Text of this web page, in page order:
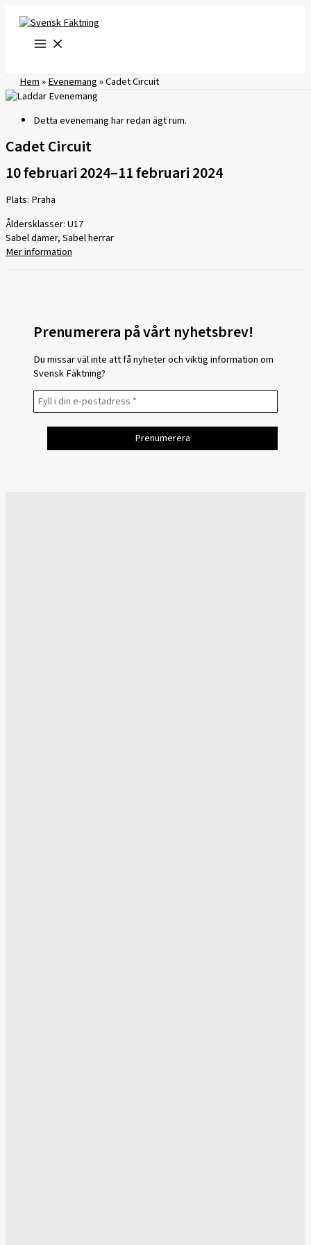
innehåll
Hem»Evenemang»Cadet Circuit
Detta evenemang har redan ägt rum.
Cadet Circuit
10 februari 2024–11 februari 2024
Plats: Praha
Åldersklasser: U17
Sabel damer, Sabel herrar
Mer information
Prenumerera på vårt nyhetsbrev!
Du missar väl inte att få nyheter och viktig information om
Svensk Fäktning?